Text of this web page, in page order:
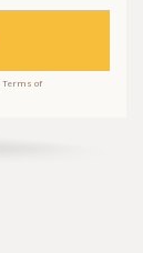
Terms of